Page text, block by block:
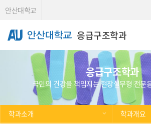
Skip Menu
안산대학교
응급구조학과
응급구조학과
국민의 건강을 책임지는 현장실무형 전문
학과소개 학과개요